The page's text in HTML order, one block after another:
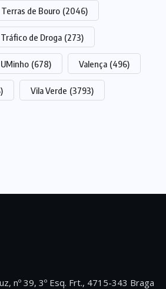
Terras de Bouro (2046)
Tráfico de Droga (273)
UMinho (678) Valença (496)
Vila Verde (3793)
nº 39, 3º Esq. Frt., 4715-343 Braga